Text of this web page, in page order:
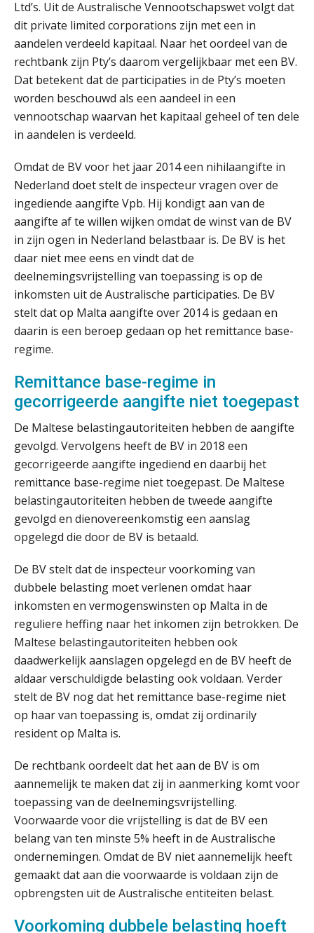
Ltd’s. Uit de Australische Vennootschapswet volgt dat
dit private limited corporations zijn met een in
aandelen verdeeld kapitaal. Naar het oordeel van de
rechtbank zijn Pty’s daarom vergelijkbaar met een BV.
Dat betekent dat de participaties in de Pty’s moeten
worden beschouwd als een aandeel in een
vennootschap waarvan het kapitaal geheel of ten dele
in aandelen is verdeeld.
Omdat de BV voor het jaar 2014 een nihilaangifte in
Nederland doet stelt de inspecteur vragen over de
ingediende aangifte Vpb. Hij kondigt aan van de
aangifte af te willen wijken omdat de winst van de BV
in zijn ogen in Nederland belastbaar is. De BV is het
daar niet mee eens en vindt dat de
deelnemingsvrijstelling van toepassing is op de
inkomsten uit de Australische participaties. De BV
stelt dat op Malta aangifte over 2014 is gedaan en
daarin is een beroep gedaan op het remittance base-
regime.
Remittance base-regime in
gecorrigeerde aangifte niet toegepast
De Maltese belastingautoriteiten hebben de aangifte
gevolgd. Vervolgens heeft de BV in 2018 een
gecorrigeerde aangifte ingediend en daarbij het
remittance base-regime niet toegepast. De Maltese
belastingautoriteiten hebben de tweede aangifte
gevolgd en dienovereenkomstig een aanslag
opgelegd die door de BV is betaald.
De BV stelt dat de inspecteur voorkoming van
dubbele belasting moet verlenen omdat haar
inkomsten en vermogenswinsten op Malta in de
reguliere heffing naar het inkomen zijn betrokken. De
Maltese belastingautoriteiten hebben ook
daadwerkelijk aanslagen opgelegd en de BV heeft de
aldaar verschuldigde belasting ook voldaan. Verder
stelt de BV nog dat het remittance base-regime niet
op haar van toepassing is, omdat zij ordinarily
resident op Malta is.
De rechtbank oordeelt dat het aan de BV is om
aannemelijk te maken dat zij in aanmerking komt voor
toepassing van de deelnemingsvrijstelling.
Voorwaarde voor die vrijstelling is dat de BV een
belang van ten minste 5% heeft in de Australische
ondernemingen. Omdat de BV niet aannemelijk heeft
gemaakt dat aan die voorwaarde is voldaan zijn de
opbrengsten uit de Australische entiteiten belast.
Voorkoming dubbele belasting hoeft
Dashboard voor
administratiekantoren: al je klanten in
één overzicht
De vijf grootste uitdagingen in
capaciteitsplanning
Yousri Mandour: “Verandering begint
waar het schuurt”
van accountants verleden tijd is
Wie is de eerste? De AI-revolutie
waar elk kantoor op wacht.
Hoe snellere straatjes het zicht op
datakwaliteit vertroebelen
‘De accountant is essentieel voor
Waarom een VOF-contract net zo
belangrijk is als het zakelijk plan zelf
Waarom jouw klant sneller
antwoordt via een app dan via de
mail
iXBRL controleren: wanneer moet
het, en waar let je op?
Herinvesteringsreserve (HIR) in een
vastgoedbeleggingsfonds?
Inzicht in je organisatie: de kracht zit
zo werkt u slimmer met eHerkenning
de autonome AI-boekhouder
Eenvoudig bankrekeningen koppelen
met Twinfield, Exact Online en
Snelstart
Van Mook: “Met Minox Focus wil ik
groeien naar twee keer zoveel
Van losse vastlegging naar
aantoonbare grip op KYC en de Wwft
Woord & Daad: “Van wildgroei naar